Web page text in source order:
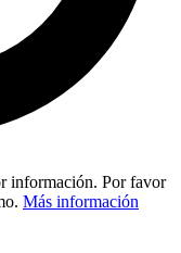
información. Por favor
Más información